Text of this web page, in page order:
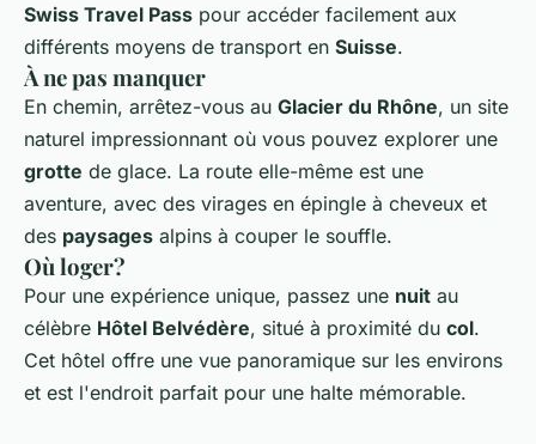
Swiss Travel Pass pour accéder facilement aux
différents moyens de transport en Suisse.
À ne pas manquer
En chemin, arrêtez-vous au Glacier du Rhône, un site
naturel impressionnant où vous pouvez explorer une
grotte de glace. La route elle-même est une
aventure, avec des virages en épingle à cheveux et
des paysages alpins à couper le souffle.
Où loger?
Pour une expérience unique, passez une nuit au
célèbre Hôtel Belvédère, situé à proximité du col.
Cet hôtel offre une vue panoramique sur les environs
et est l'endroit parfait pour une halte mémorable.